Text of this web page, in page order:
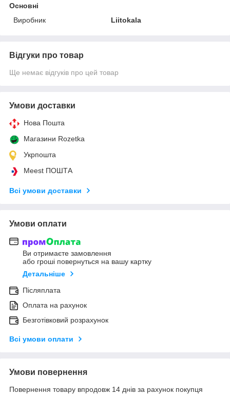
Основні
Виробник
Liitokala
Відгуки про товар
Ще немає відгуків про цей товар
Умови доставки
Нова Пошта
Магазини Rozetka
Укрпошта
Meest ПОШТА
Всі умови доставки
Умови оплати
Ви отримаєте замовлення
або гроші повернуться на вашу картку
Детальніше
Післяплата
Оплата на рахунок
Безготівковий розрахунок
Всі умови оплати
Умови повернення
Повернення товару впродовж 14 днів за рахунок покупця